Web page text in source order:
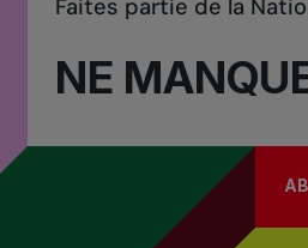
NE
Faites partie de la